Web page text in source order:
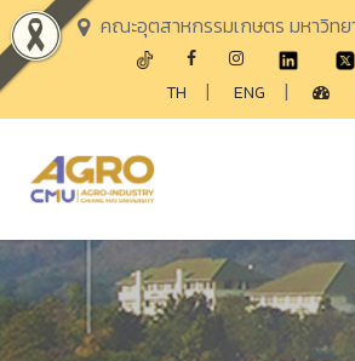
คณะอุตสาหกรรมเกษตร มหาวิทย
TH | ENG |